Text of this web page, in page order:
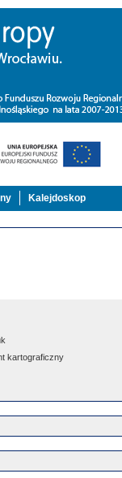
Kalejdoskop
kartograficzny